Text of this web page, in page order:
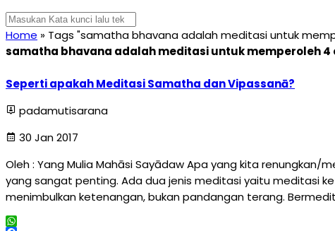
Home » Tags "samatha bhavana adalah meditasi untuk
samatha bhavana adalah meditasi untuk memperoleh
Seperti apakah Meditasi Samatha dan Vipassanā?
padamutisarana
30 Jan 2017
Oleh : Yang Mulia Mahāsi Sayādaw Apa yang kita
yang sangat penting. Ada dua jenis meditasi yaitu meditasi
menimbulkan ketenangan, bukan pandangan terang.